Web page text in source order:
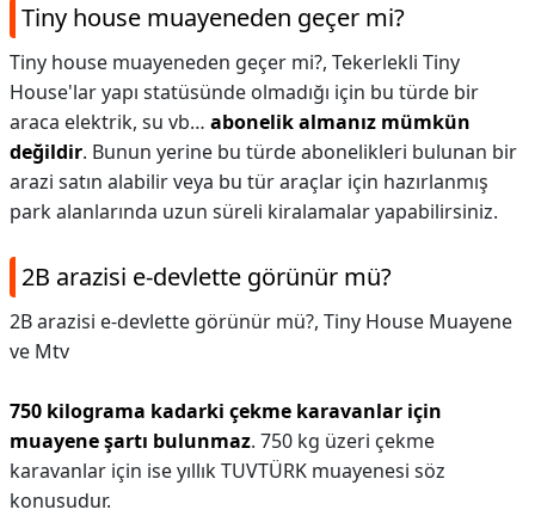
Tiny house muayeneden geçer mi?
Tiny house muayeneden geçer mi?, Tekerlekli Tiny
House'lar yapı statüsünde olmadığı için bu türde bir
araca elektrik, su vb… abonelik almanız mümkün
değildir. Bunun yerine bu türde abonelikleri bulunan bir
arazi satın alabilir veya bu tür araçlar için hazırlanmış
park alanlarında uzun süreli kiralamalar yapabilirsiniz.
2B arazisi e-devlette görünür mü?
2B arazisi e-devlette görünür mü?, Tiny House Muayene
ve Mtv
750 kilograma kadarki çekme karavanlar için
muayene şartı bulunmaz. 750 kg üzeri çekme
karavanlar için ise yıllık TUVTÜRK muayenesi söz
konusudur.